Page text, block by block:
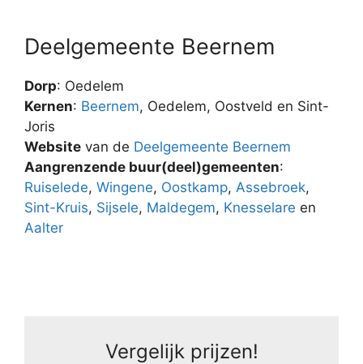
Deelgemeente Beernem
Dorp: Oedelem
Kernen: Beernem, Oedelem, Oostveld en Sint-
Joris
Website van de Deelgemeente Beernem
Aangrenzende buur(deel)gemeenten:
Ruiselede, Wingene, Oostkamp, Assebroek,
Sint-Kruis, Sijsele, Maldegem, Knesselare en
Aalter
Vergelijk prijzen!